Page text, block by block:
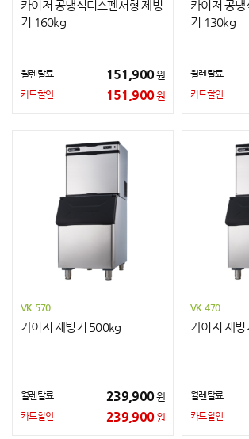
카이저 공냉식디스펜서형 제빙
기 160kg
월렌탈료 151,900원
카드할인 151,900원
카이저 공냉
기 130kg
월렌탈료
카드할인
VK-570
카이저 제빙기 500kg
월렌탈료 239,900원
카드할인 239,900원
VK-470
카이저 제
월렌탈료
카드할인